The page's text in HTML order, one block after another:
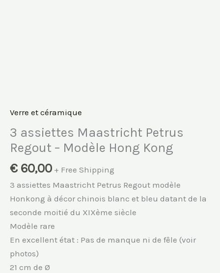
Verre et céramique
3 assiettes Maastricht Petrus
Regout – Modèle Hong Kong
€ 60,00 + Free Shipping
3 assiettes Maastricht Petrus Regout modèle
Honkong à décor chinois blanc et bleu datant de la
seconde moitié du XIXème siècle
Modèle rare
En excellent état : Pas de manque ni de fêle (voir
photos)
21 cm de Ø